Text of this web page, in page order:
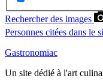
Rechercher des images
Personnes citées dans le
Gastronomiac
Un site dédié à l'art